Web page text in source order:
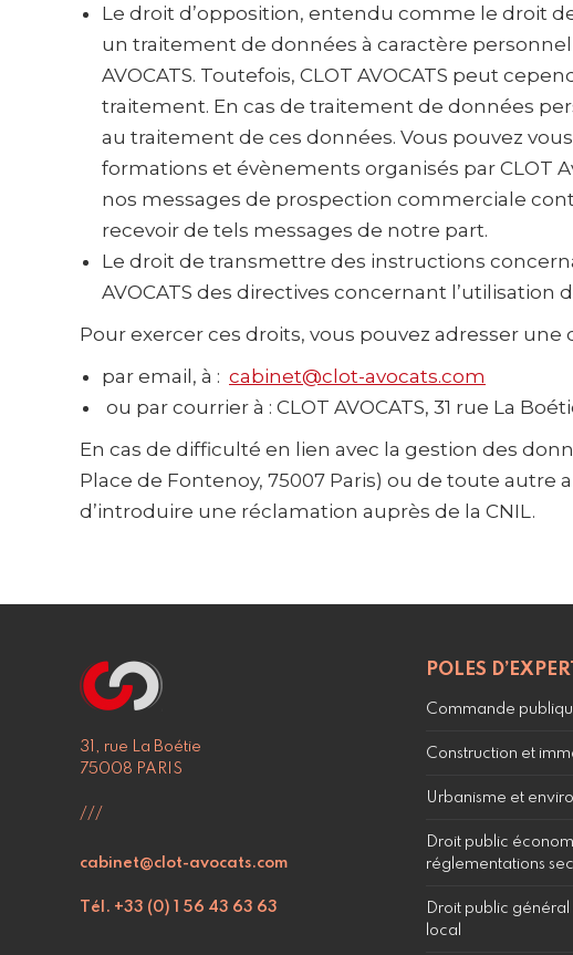
Le droit d’opposition, entendu comme le droit
un traitement de données à caractère
AVOCATS. Toutefois, CLOT AVOCATS peut
traitement. En cas de traitement de données
au traitement de ces données. Vous pouvez
formations et évènements organisés par CLOT
nos messages de prospection commerciale
recevoir de tels messages de notre part.
Le droit de transmettre des instructions
AVOCATS des directives concernant
Pour exercer ces droits, vous pouvez adresser une
par email, à : cabinet@clot-avocats.com
ou par courrier à : CLOT AVOCATS, 31 rue La
En cas de difficulté en lien avec la gestion des
Place de Fontenoy, 75007 Paris) ou de toute
d’introduire une réclamation auprès de la CNIL.
31, rue La Boétie
75008 PARIS
///
cabinet@clot-avocats.com
Tél. +33 (0) 1 56 43 63 63
POLES
Commande
Construction et
Urbanisme et
Droit public
réglementations
Droit public
local